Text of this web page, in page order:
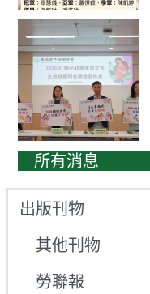
所有消息
出版刊物
其他刊物
勞聯報